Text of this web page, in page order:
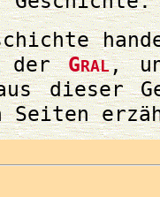
der
GRAL,
dieser
Seiten